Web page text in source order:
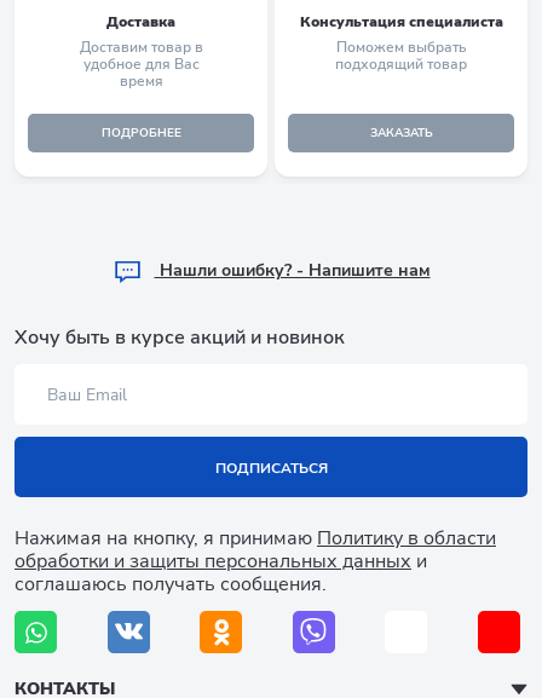
Доставка
Доставим товар в
удобное для Вас
время
ПОДРОБНЕЕ
Консультация специалиста
Поможем выбрать
подходящий товар
ЗАКАЗАТЬ
Hашли ошибку? - Напишите нам
Хочу быть в курсе акций и новинок
ПОДПИСАТЬСЯ
Нажимая на кнопку, я принимаю Политику в области
обработки и защиты персональных данных и
соглашаюсь получать сообщения.
КОНТАКТЫ